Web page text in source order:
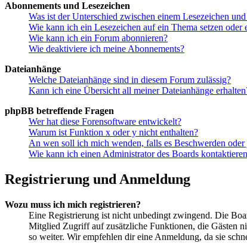
Abonnements und Lesezeichen
Was ist der Unterschied zwischen einem Lesezeichen
Wie kann ich ein Lesezeichen auf ein Thema setzen oder
Wie kann ich ein Forum abonnieren?
Wie deaktiviere ich meine Abonnements?
Dateianhänge
Welche Dateianhänge sind in diesem Forum zulässig?
Kann ich eine Übersicht all meiner Dateianhänge
phpBB betreffende Fragen
Wer hat diese Forensoftware entwickelt?
Warum ist Funktion x oder y nicht enthalten?
An wen soll ich mich wenden, falls es Beschwerden
Wie kann ich einen Administrator des Boards
Registrierung und Anmeldung
Wozu muss ich mich registrieren?
Eine Registrierung ist nicht unbedingt zwingend. Die
Mitglied Zugriff auf zusätzliche Funktionen, die Gästen
so weiter. Wir empfehlen dir eine Anmeldung, da sie